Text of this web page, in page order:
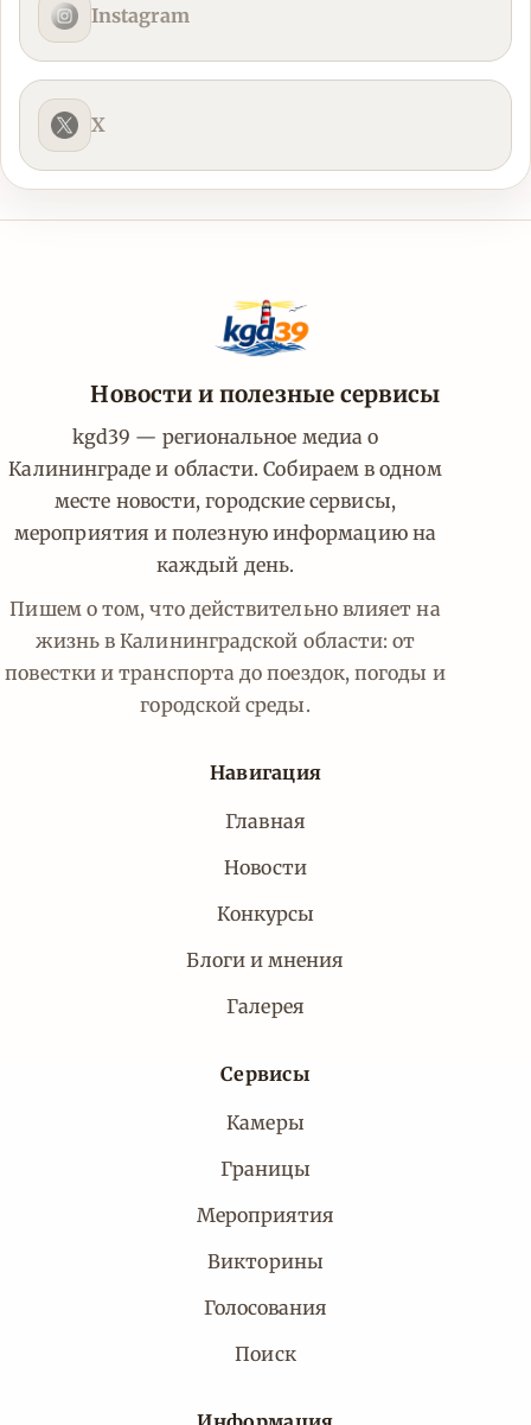
Instagram
X
Новости и полезные сервисы
kgd39 — региональное медиа о
Калининграде и области. Собираем в одном
месте новости, городские сервисы,
мероприятия и полезную информацию на
каждый день.
Пишем о том, что действительно влияет на
жизнь в Калининградской области: от
повестки и транспорта до поездок, погоды и
городской среды.
Навигация
Главная
Новости
Конкурсы
Блоги и мнения
Галерея
Сервисы
Камеры
Границы
Мероприятия
Викторины
Голосования
Поиск